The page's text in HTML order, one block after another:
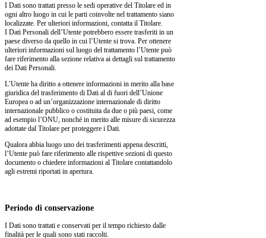
I Dati sono trattati presso le sedi operative del Titolare ed in
ogni altro luogo in cui le parti coinvolte nel trattamento siano
localizzate. Per ulteriori informazioni, contatta il Titolare.
I Dati Personali dell’Utente potrebbero essere trasferiti in un
paese diverso da quello in cui l’Utente si trova. Per ottenere
ulteriori informazioni sul luogo del trattamento l’Utente può
fare riferimento alla sezione relativa ai dettagli sul trattamento
dei Dati Personali.
L’Utente ha diritto a ottenere informazioni in merito alla base
giuridica del trasferimento di Dati al di fuori dell’Unione
Europea o ad un’organizzazione internazionale di diritto
internazionale pubblico o costituita da due o più paesi, come
ad esempio l’ONU, nonché in merito alle misure di sicurezza
adottate dal Titolare per proteggere i Dati.
Qualora abbia luogo uno dei trasferimenti appena descritti,
l’Utente può fare riferimento alle rispettive sezioni di questo
documento o chiedere informazioni al Titolare contattandolo
agli estremi riportati in apertura.
Periodo di conservazione
I Dati sono trattati e conservati per il tempo richiesto dalle
finalità per le quali sono stati raccolti.